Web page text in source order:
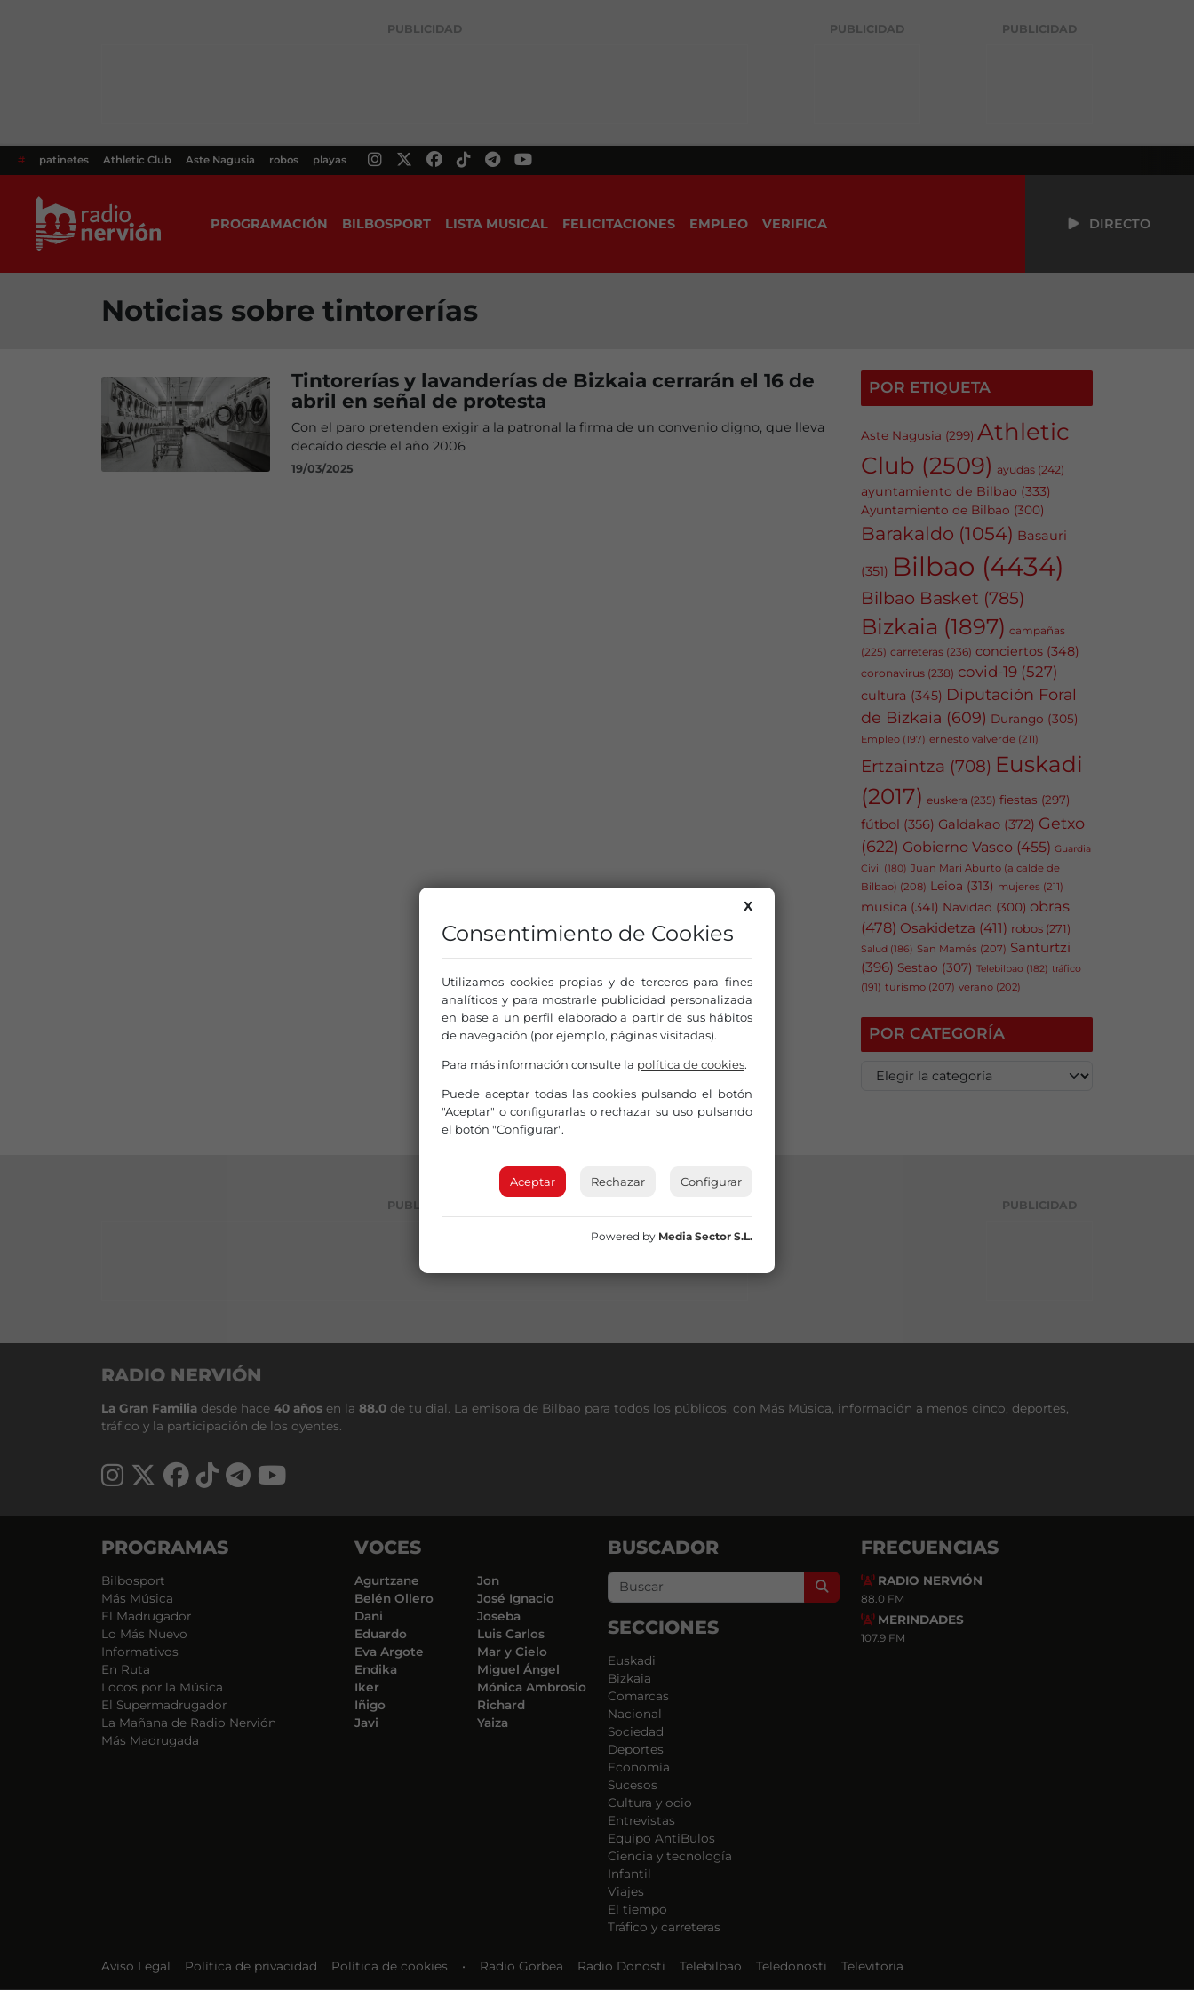
PUBLICIDAD PUBLICIDAD PUBLICIDAD
# patinetes Athletic Club Aste Nagusia robos playas
PROGRAMACIÓN BILBOSPORT LISTA MUSICAL FELICITACIONES EMPLEO VERIFICA DIRECTO
Noticias sobre tintorerías
Tintorerías y lavanderías de Bizkaia cerrarán el 16 de
abril en señal de protesta
Con el paro pretenden exigir a la patronal la firma de un convenio digno, que lleva
decaído desde el año 2006
19/03/2025
POR ETIQUETA
Aste Nagusia (299) Athletic
Club (2509) ayudas (242)
ayuntamiento de Bilbao (333)
Ayuntamiento de Bilbao (300)
Barakaldo (1054) Basauri
(351) Bilbao (4434)
Bilbao Basket (785)
Bizkaia (1897) campañas
(225) carreteras (236) conciertos (348)
coronavirus (238) covid-19 (527)
cultura (345) Diputación Foral
de Bizkaia (609) Durango (305)
Empleo (197) ernesto valverde (211)
Ertzaintza (708) Euskadi
(2017) euskera (235) fiestas (297)
fútbol (356) Galdakao (372) Getxo
(622) Gobierno Vasco (455) Guardia
Civil (180) Juan Mari Aburto (alcalde de
Bilbao) (208) Leioa (313) mujeres (211)
musica (341) Navidad (300) obras
(478) Osakidetza (411) robos (271)
Salud (186) San Mamés (207) Santurtzi
(396) Sestao (307) Telebilbao (182) tráfico
(191) turismo (207) verano (202)
POR CATEGORÍA
PUBLICIDAD PUBLICIDAD
RADIO NERVIÓN
La Gran Familia desde hace 40 años en la 88.0 de tu dial. La emisora de Bilbao para todos los públicos, con Más Música, información a menos cinco, deportes,
tráfico y la participación de los oyentes.
PROGRAMAS
Bilbosport
Más Música
El Madrugador
Lo Más Nuevo
Informativos
En Ruta
Locos por la Música
El Supermadrugador
La Mañana de Radio Nervión
Más Madrugada
VOCES
Agurtzane
Belén Ollero
Dani
Eduardo
Eva Argote
Endika
Iker
Iñigo
Javi
Jon
José Ignacio
Joseba
Luis Carlos
Mar y Cielo
Miguel Ángel
Mónica Ambrosio
Richard
Yaiza
BUSCADOR
Search
SECCIONES
Euskadi
Bizkaia
Comarcas
Nacional
Sociedad
Deportes
Economía
Sucesos
Cultura y ocio
Entrevistas
Equipo AntiBulos
Ciencia y tecnología
Infantil
Viajes
El tiempo
Tráfico y carreteras
FRECUENCIAS
RADIO NERVIÓN
88.0 FM
MERINDADES
107.9 FM
Aviso Legal Política de privacidad Política de cookies • Radio Gorbea Radio Donosti Telebilbao Teledonosti Televitoria
X
Consentimiento de Cookies
Utilizamos cookies propias y de terceros para fines
analíticos y para mostrarle publicidad personalizada
en base a un perfil elaborado a partir de sus hábitos
de navegación (por ejemplo, páginas visitadas).
Para más información consulte la política de cookies.
Puede aceptar todas las cookies pulsando el botón
"Aceptar" o configurarlas o rechazar su uso pulsando
el botón "Configurar".
Aceptar Rechazar Configurar
Powered by Media Sector S.L.